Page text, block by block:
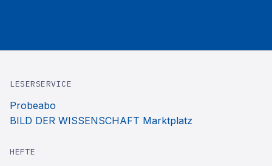
LESERSERVICE
Probeabo
BILD DER WISSENSCHAFT Marktplatz
HEFTE